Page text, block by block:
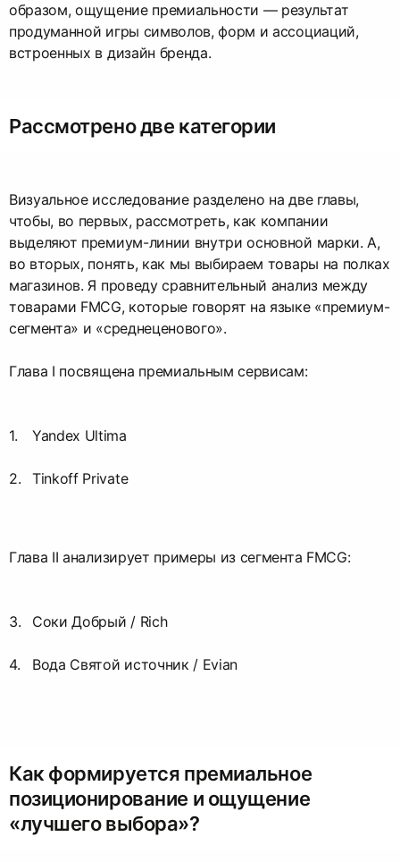
образом, ощущение премиальности — результат
продуманной игры символов, форм и ассоциаций,
встроенных в дизайн бренда.
Рассмотрено две категории
Визуальное исследование разделено на две главы,
чтобы, во первых, рассмотреть, как компании
выделяют премиум-линии внутри основной марки. А,
во вторых, понять, как мы выбираем товары на полках
магазинов. Я проведу сравнительный анализ между
товарами FMCG, которые говорят на языке «премиум-
сегмента» и «среднеценового».
Глава I посвящена премиальным сервисам:
Yandex Ultima
Tinkoff Private
Глава II анализирует примеры из сегмента FMCG:
Соки Добрый / Rich
Вода Святой источник / Evian
Как формируется премиальное
позиционирование и ощущение
«лучшего выбора»?